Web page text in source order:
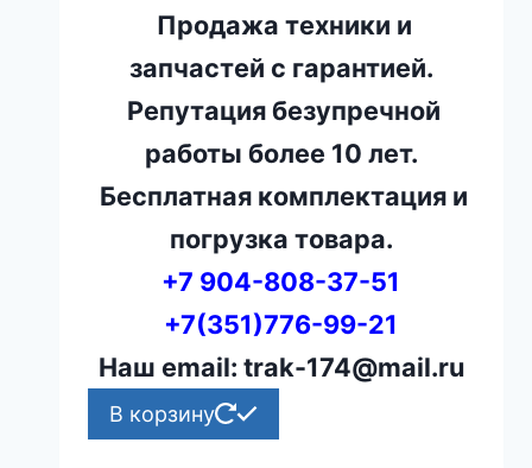
Продажа техники и
запчастей с гарантией.
Репутация безупречной
работы более 10 лет.
Бесплатная комплектация и
погрузка товара.
+7 904-808-37-51
+7(351)776-99-21
Наш email: trak-174@mail.ru
В корзину